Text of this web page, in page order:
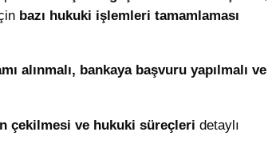
bazı hukuki işlemleri tamamlaması
alınmalı, bankaya başvuru yapılmalı ve
çekilmesi ve hukuki süreçleri detaylı